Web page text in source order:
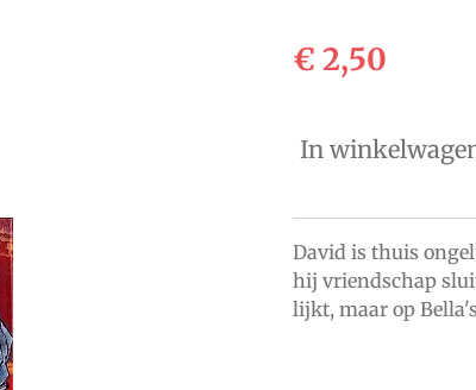
€ 2,50
In
David is thuis
hij vriendschap
lijkt, maar op